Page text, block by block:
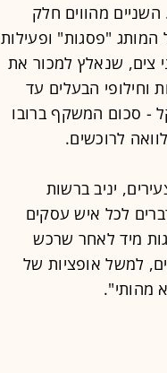
לחייהם, אנחנו פוגשים לראיון משותף בקומה 11. השניים מהווים חלק
"פסגות" ופעילות
צים, שנאלץ למכור את
וחילופי הבעלים עד
זאת בתמורה ל־73.5 מיליון שקל - סכום המשקף ברובו
לרוכשים.
יניב ברשות
לכל איש עסקים
מיד לאחר שרכש
למשל אופציות של
מהותי".